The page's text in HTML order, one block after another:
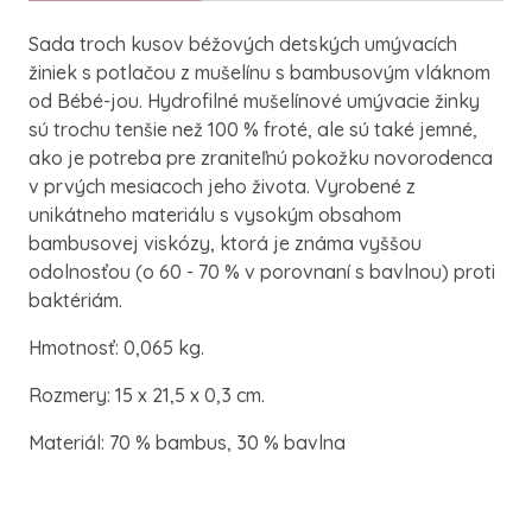
Sada troch kusov béžových detských umývacích
žiniek s potlačou z mušelínu s bambusovým vláknom
od Bébé-jou. Hydrofilné mušelínové umývacie žinky
sú trochu tenšie než 100 % froté, ale sú také jemné,
ako je potreba pre zraniteľnú pokožku novorodenca
v prvých mesiacoch jeho života. Vyrobené z
unikátneho materiálu s vysokým obsahom
bambusovej viskózy, ktorá je známa vyššou
odolnosťou (o 60 - 70 % v porovnaní s bavlnou) proti
baktériám.
Hmotnosť: 0,065 kg.
Rozmery: 15 x 21,5 x 0,3 cm.
Materiál: 70 % bambus, 30 % bavlna